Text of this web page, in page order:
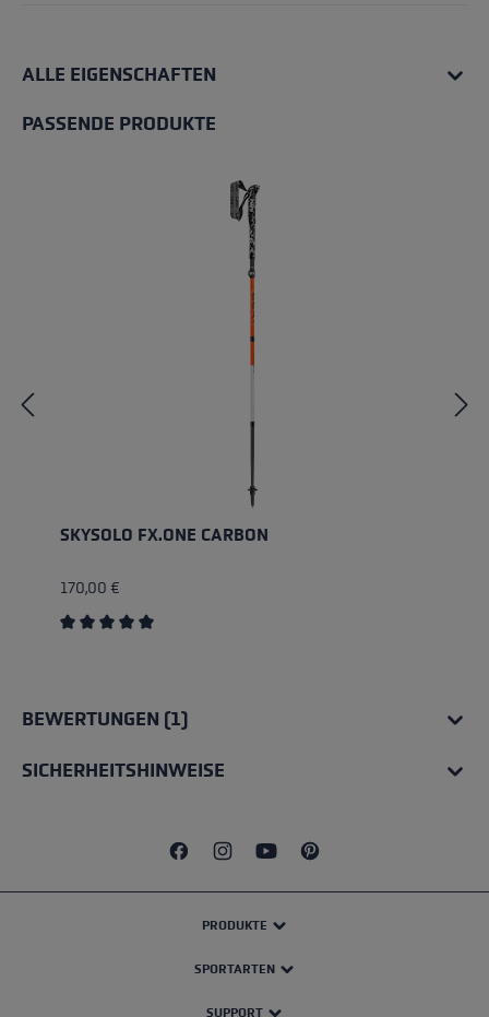
ALLE EIGENSCHAFTEN
PASSENDE PRODUKTE
SKYSOLO FX.ONE CARBON
170,00 €
BEWERTUNGEN (1)
SICHERHEITSHINWEISE
PRODUKTE
SPORTARTEN
SUPPORT